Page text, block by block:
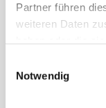
Partner führen
weiteren Daten
Notwendig